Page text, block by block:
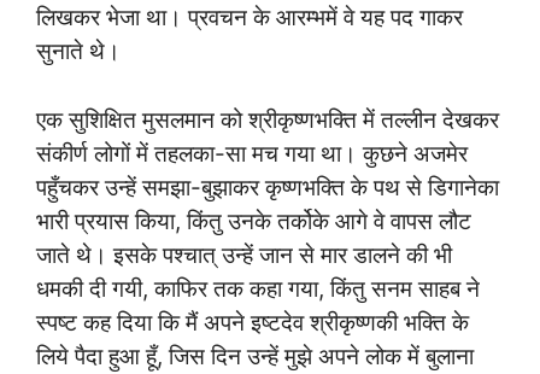
लिखकर भेजा था। प्रवचन के आरम्भमें वे यह पद गाकर
सुनाते थे।
एक सुशिक्षित मुसलमान को श्रीकृष्णभक्ति में तल्लीन देखकर
संकीर्ण लोगों में तहलका-सा मच गया था। कुछने अजमेर
पहुँचकर उन्हें समझा-बुझाकर कृष्णभक्ति के पथ से डिगानेका
भारी प्रयास किया, किंतु उनके तर्कोके आगे वे वापस लौट
जाते थे। इसके पश्चात् उन्हें जान से मार डालने की भी
धमकी दी गयी, काफिर तक कहा गया, किंतु सनम साहब ने
स्पष्ट कह दिया कि मैं अपने इष्टदेव श्रीकृष्णकी भक्ति के
लिये पैदा हुआ हूँ, जिस दिन उन्हें मुझे अपने लोक में बुलाना